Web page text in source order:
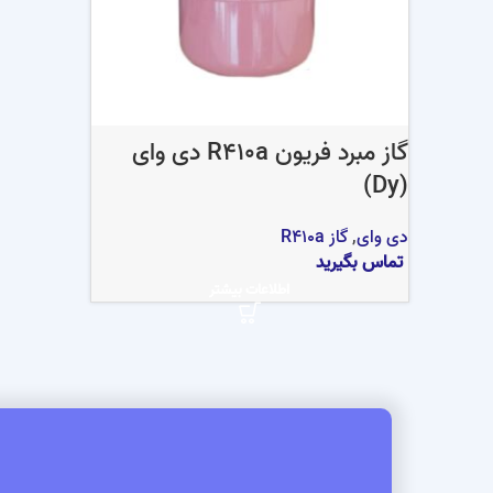
گاز مبرد فریون R410a دی وای
(Dy)
دی وای,گاز R410a
تماس بگیرید